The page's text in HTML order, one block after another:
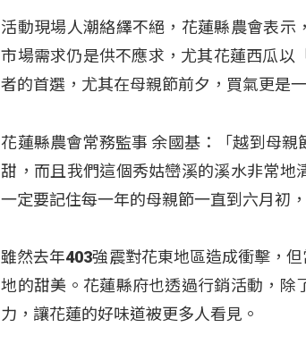
活動現場人潮絡繹不絕，花蓮縣農會表
市場需求仍是供不應求，尤其花蓮西瓜以
者的首選，尤其在母親節前夕，買氣更是
花蓮縣農會常務監事 余國基：「越到母
甜，而且我們這個秀姑巒溪的溪水非常地
一定要記住每一年的母親節一直到六月初
雖然去年403強震對花東地區造成衝擊，
地的甜美。花蓮縣府也透過行銷活動，除
力，讓花蓮的好味道被更多人看見。